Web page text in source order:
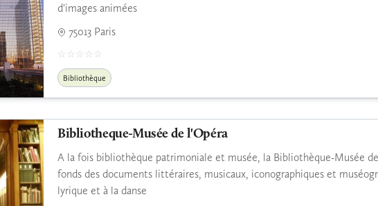
d'images animées
75013 Paris
Bibliothèque
Bibliotheque-Musée de l'Opéra
A la fois bibliothèque patrimoniale et musée, la Bibliothèque-Musée
fonds des documents littéraires, musicaux, iconographiques et
lyrique et à la danse